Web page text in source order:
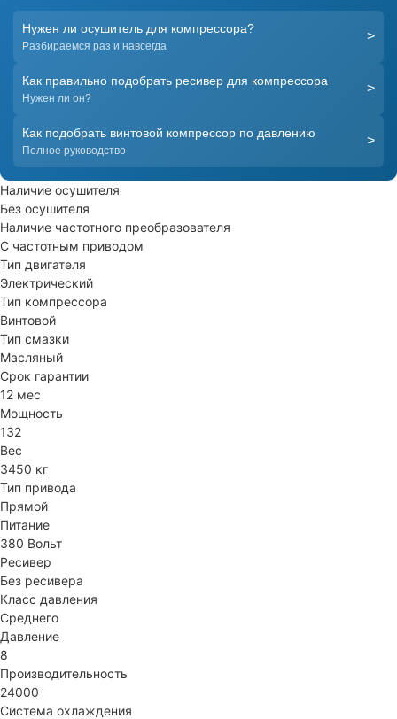
Нужен ли осушитель для компрессора?
Разбираемся раз и навсегда
>
Как правильно подобрать ресивер для компрессора
Нужен ли он?
>
Как подобрать винтовой компрессор по давлению
Полное руководство
>
Наличие осушителя
Без осушителя
Наличие частотного преобразователя
С частотным приводом
Тип двигателя
Электрический
Тип компрессора
Винтовой
Тип смазки
Масляный
Срок гарантии
12 мес
Мощность
132
Вес
3450 кг
Тип привода
Прямой
Питание
380 Вольт
Ресивер
Без ресивера
Класс давления
Среднего
Давление
8
Производительность
24000
Система охлаждения